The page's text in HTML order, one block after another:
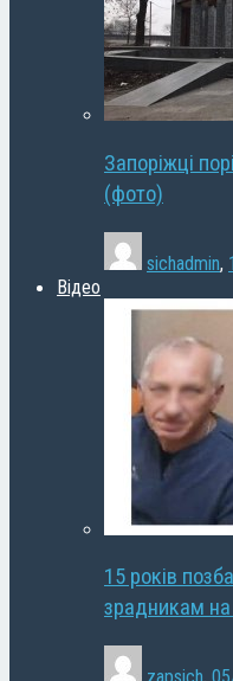
Запоріжці
(фото)
sichadmin,
Відео
15 років
зрадникам на